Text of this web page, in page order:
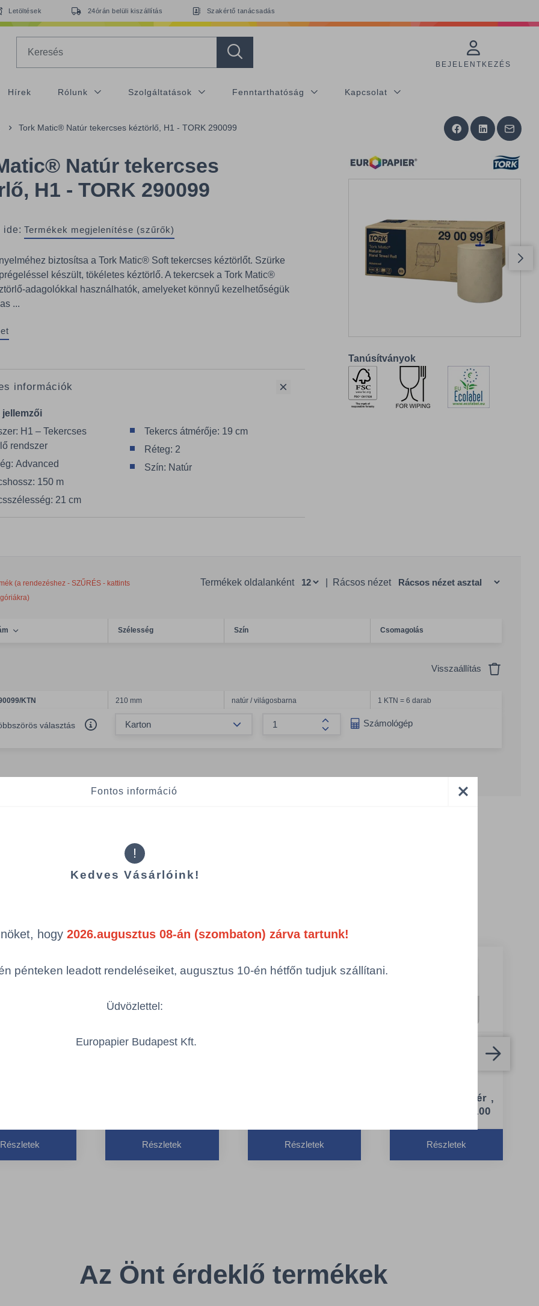
Letöltések 24órán belüli kiszállítás Szakértő tanácsadás
BEJELENTKEZÉS
Hírek Rólunk Szolgáltatások Fenntarthatóság Kapcsolat
Tork Matic® Natúr tekercses kéztörlő, H1 - TORK 290099
Natúr tekercses
H1 - TORK 290099
ide: Termékek megjelenítése (szűrők)
biztosítsa a Tork Matic® Soft tekercses kéztörlőt. Szürke
készült, tökéletes kéztörlő. A tekercsek a Tork Matic®
adagolókkal használhatók, amelyeket könnyű kezelhetőségük
...
információk
jellemzői
H1 – Tekercses
rendszer
Advanced
150 m
21 cm
Tekercs átmérője: 19 cm
Réteg: 2
Szín: Natúr
Tanúsítványok
(a rendezéshez - SZŰRÉS - kattints
Termékek oldalanként Rácsos nézet
Szélesség Szín Csomagolás
Visszaállítás
KTN 210 mm natúr / világosbarna 1 KTN = 6 darab
választás
Összeg növelése
Számológép
H1 –
kéztörlő
Részletek
Tork Matic®
Részletek Részletek
tekercses kéztörlő
szenzorral, fehér ,
H1 - TORK 551100
Rendszer: H1 –
Tekercses kéztörlő
rendszer
Részletek
Az Önt érdeklő termékek
Fontos információ
!
Kedves Vásárlóink!
hogy 2026.augusztus 08-án (szombaton) zárva tartunk!
pénteken leadott rendeléseiket, augusztus 10-én hétfőn tudjuk szállítani.
Üdvözlettel:
Europapier Budapest Kft.